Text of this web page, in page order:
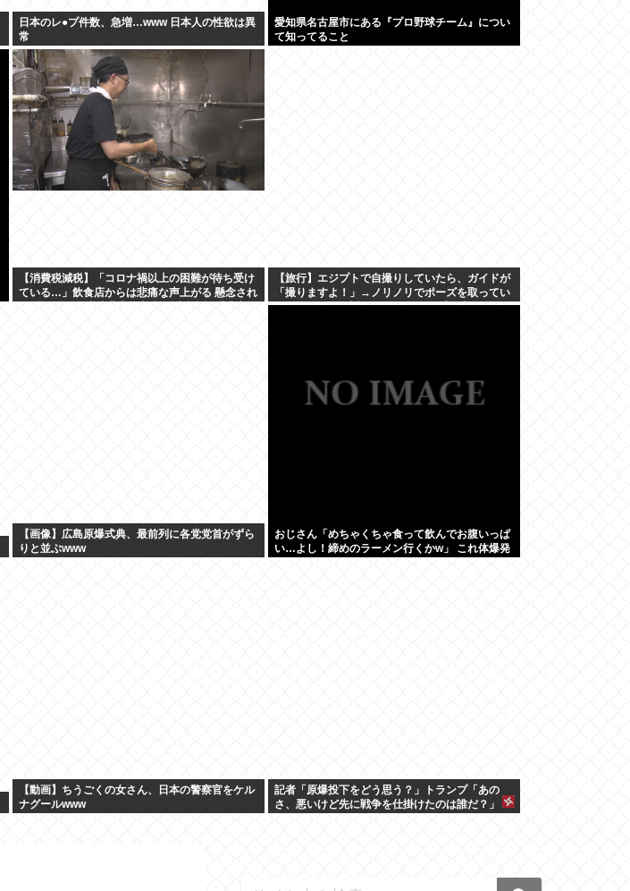
日本のレ●プ件数、急増…www 日本人の性欲は異
常
愛知県名古屋市にある『プロ野球チーム』につい
て知ってること
【消費税減税】「コロナ禍以上の困難が待ち受け
ている…」飲食店からは悲痛な声上がる 懸念され
【旅行】エジプトで自撮りしていたら、ガイドが
「撮りますよ！」→ノリノリでポーズを取ってい
たら…スマホを返してもらえない 「日本人はカモ
【画像】広島原爆式典、最前列に各党党首がずら
りと並ぶwww
おじさん「めちゃくちゃ食って飲んでお腹いっぱ
い…よし！締めのラーメン行くかw」 これ体爆発
【動画】ちうごくの女さん、日本の警察官をケル
ナグールwww
記者「原爆投下をどう思う？」トランプ「あの
さ、悪いけど先に戦争を仕掛けたのは誰だ？」